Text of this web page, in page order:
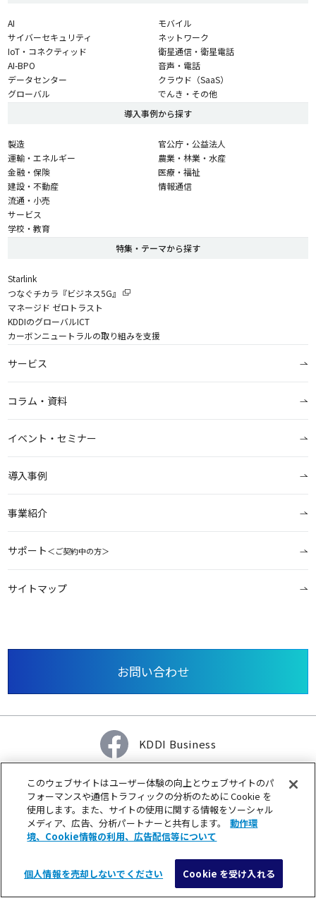
メニュー 検索
AI
サイバーセキュリティ
IoT・コネクティッド
AI-BPO
データセンター
グローバル
モバイル
ネットワーク
衛星通信・衛星電話
音声・電話
クラウド（SaaS）
でんき・その他
導入事例から探す
製造
運輸・エネルギー
金融・保険
建設・不動産
流通・小売
サービス
学校・教育
官公庁・公益法人
農業・林業・水産
医療・福祉
情報通信
特集・テーマから探す
Starlink
つなぐチカラ『ビジネス5G』
マネージド ゼロトラスト
KDDIのグローバルICT
カーボンニュートラルの取り組みを支援
サービス
コラム・資料
イベント・セミナー
導入事例
事業紹介
サポート＜ご契約中の方＞
サイトマップ
お問い合わせ
KDDI Business
KDDI ホーム au KDDIブランドについて
サステナビリティ KDDIグループウェブアクセシビリティ方針
プライバシーポリシー
このウェブサイトはユーザー体験の向上とウェブサイトのパ
フォーマンスや通信トラフィックの分析のために Cookie を
使用します。また、サイトの使用に関する情報をソーシャル
メディア、広告、分析パートナーと共有します。
動作環
境、Cookie情報の利用、広告配信等について
個人情報を売却しないでください Cookie を受け入れる